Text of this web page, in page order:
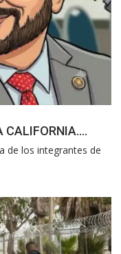
de los integrantes de